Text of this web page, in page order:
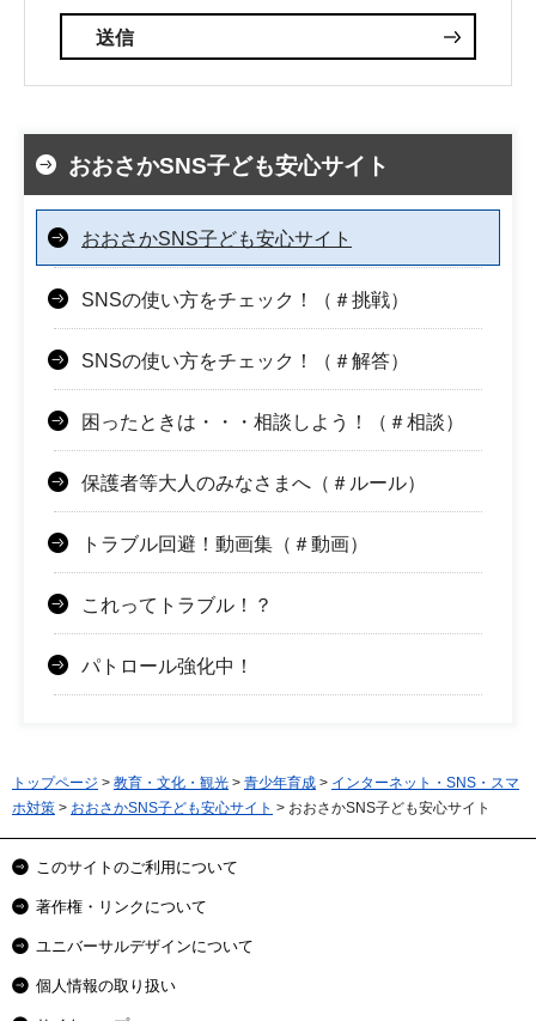
おおさかSNS子ども安心サイト
おおさかSNS子ども安心サイト
SNSの使い方をチェック！（＃挑戦）
SNSの使い方をチェック！（＃解答）
困ったときは・・・相談しよう！（＃相談）
保護者等大人のみなさまへ（＃ルール）
トラブル回避！動画集（＃動画）
これってトラブル！？
パトロール強化中！
トップページ > 教育・文化・観光 > 青少年育成 > インターネット・SNS・スマ
ホ対策 > おおさかSNS子ども安心サイト > おおさかSNS子ども安心サイト
このサイトのご利用について
著作権・リンクについて
ユニバーサルデザインについて
個人情報の取り扱い